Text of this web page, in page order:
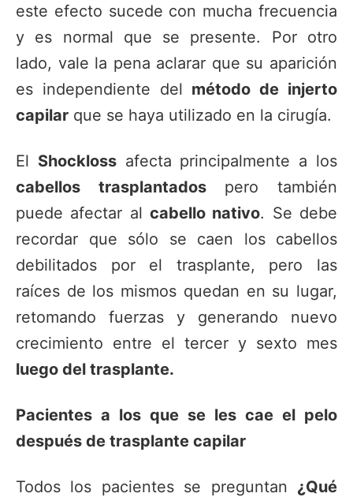
este efecto sucede con mucha frecuencia
y es normal que se presente. Por otro
lado, vale la pena aclarar que su aparición
es independiente del método de injerto
capilar que se haya utilizado en la cirugía.
El Shocklossafecta principalmente a los
cabellos trasplantadospero también
puede afectar al cabello nativo. Se debe
recordar que sólo se caen los cabellos
debilitados por el trasplante, pero las
raíces de los mismos quedan en su lugar,
retomando fuerzas y generando nuevo
crecimiento entre el tercer y sexto mes
luego del trasplante.
Pacientes a los que se les cae el pelo
después de trasplante capilar
Todos los pacientes se preguntan ¿Qué